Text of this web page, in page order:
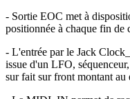
- Sortie EOC met à
positionnée à chaque fin de
- L'entrée par le Jack
issue d'un LFO,
sur fait sur front montant